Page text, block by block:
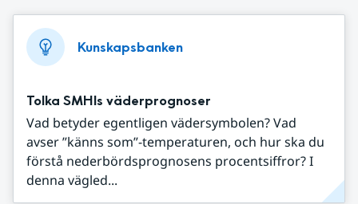
Kunskapsbanken
Tolka SMHIs väderprognoser
Vad betyder egentligen vädersymbolen? Vad
avser ”känns som”-temperaturen, och hur ska du
förstå nederbördsprognosens procentsiffror? I
denna vägled...